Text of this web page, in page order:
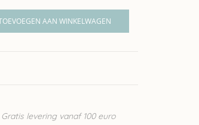
AAN WINKELWAGEN
levering vanaf 100 euro